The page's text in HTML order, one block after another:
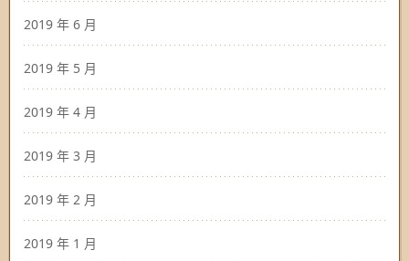
2019 年 6 月
2019 年 5 月
2019 年 4 月
2019 年 3 月
2019 年 2 月
2019 年 1 月